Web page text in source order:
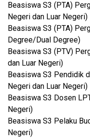
Beasiswa S3 (PTA)
Negeri dan Luar Negeri)
Beasiswa S3 (PTA)
Degree/Dual Degree)
Beasiswa S3 (PTV)
dan Luar Negeri)
Beasiswa S3 Pendidik
Negeri dan Luar Negeri)
Beasiswa S3 Dosen
Negeri)
Beasiswa S3 Pelaku
Negeri)